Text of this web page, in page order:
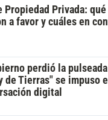
Propiedad Privada:
a favor y cuáles en
perdió la
de Tierras" se impuso
digital